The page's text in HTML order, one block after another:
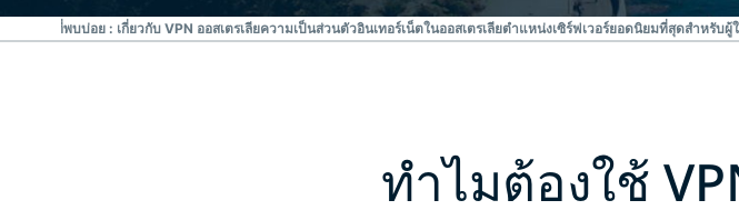
คำถามที่พบบ่อย : เกี่ยวกับ VPN ออสเตรเลียความเป็นส่วนตัวอินเทอร์เน็ตในออสเตรเลียตำแหน่งเซิร์ฟเวอร์ยอดนิยมที่สุดสำหรับผู้
ทำไมต้องใช้